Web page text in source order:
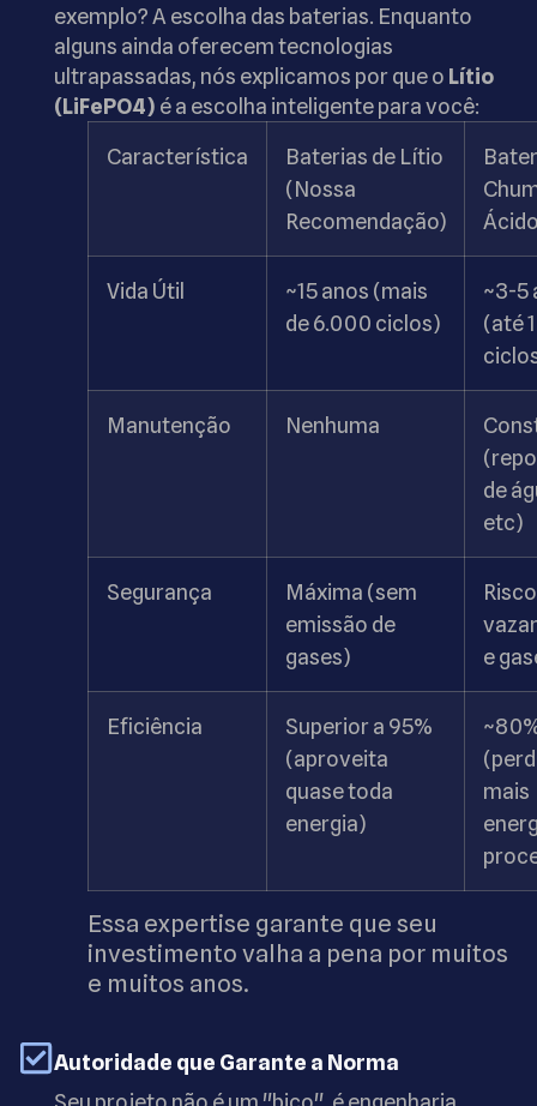
exemplo? A escolha das baterias. Enquanto
alguns ainda oferecem tecnologias
ultrapassadas, nós explicamos por que o Lítio
(LiFePO4) é a escolha inteligente para você:
Característica
Baterias de Lítio
(Nossa
Recomendação)
Vida Útil
~15 anos (mais
de 6.000 ciclos)
~3-5
(até
Manutenção Nenhuma
de
etc)
Segurança
Máxima (sem
emissão de
gases)
e
Eficiência
Superior a 95%
(aproveita
quase toda
energia)
mais
Essa expertise garante que seu
investimento valha a pena por muitos
e muitos anos.
Autoridade que Garante a Norma